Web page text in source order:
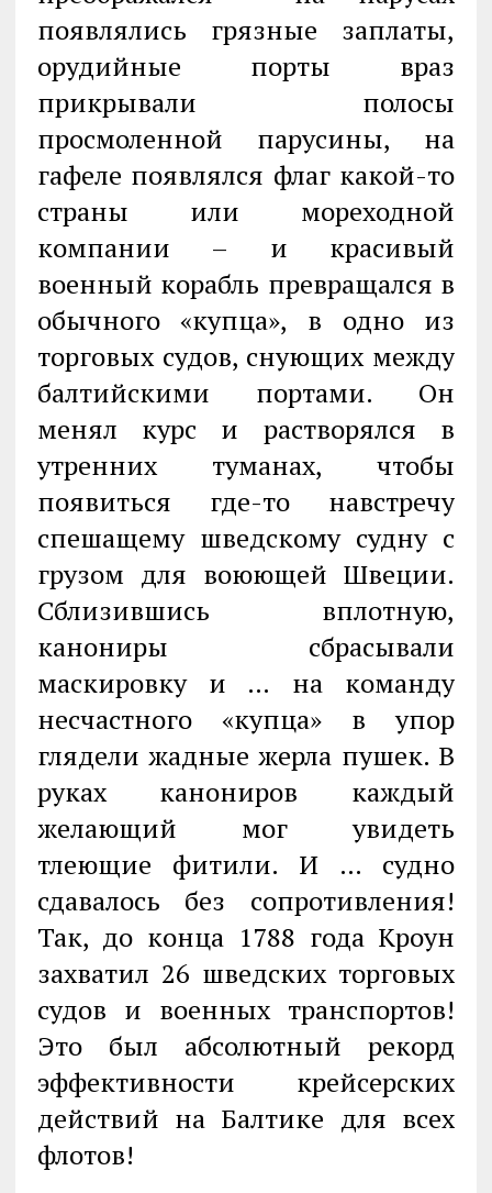
появлялись грязные заплаты,
орудийные порты враз
прикрывали полосы
просмоленной парусины, на
гафеле появлялся флаг какой-то
страны или мореходной
компании – и красивый
военный корабль превращался в
обычного «купца», в одно из
торговых судов, снующих между
балтийскими портами. Он
менял курс и растворялся в
утренних туманах, чтобы
появиться где-то навстречу
спешащему шведскому судну с
грузом для воюющей Швеции.
Сблизившись вплотную,
канониры сбрасывали
маскировку и … на команду
несчастного «купца» в упор
глядели жадные жерла пушек. В
руках канониров каждый
желающий мог увидеть
тлеющие фитили. И … судно
сдавалось без сопротивления!
Так, до конца 1788 года Кроун
захватил 26 шведских торговых
судов и военных транспортов!
Это был абсолютный рекорд
эффективности крейсерских
действий на Балтике для всех
флотов!